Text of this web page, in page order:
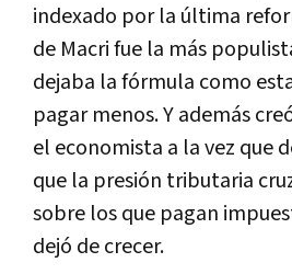
indexado por la última
de Macri fue la más
dejaba la fórmula como
pagar menos. Y además
el economista a la vez que
que la presión tributaria
sobre los que pagan
dejó de crecer.